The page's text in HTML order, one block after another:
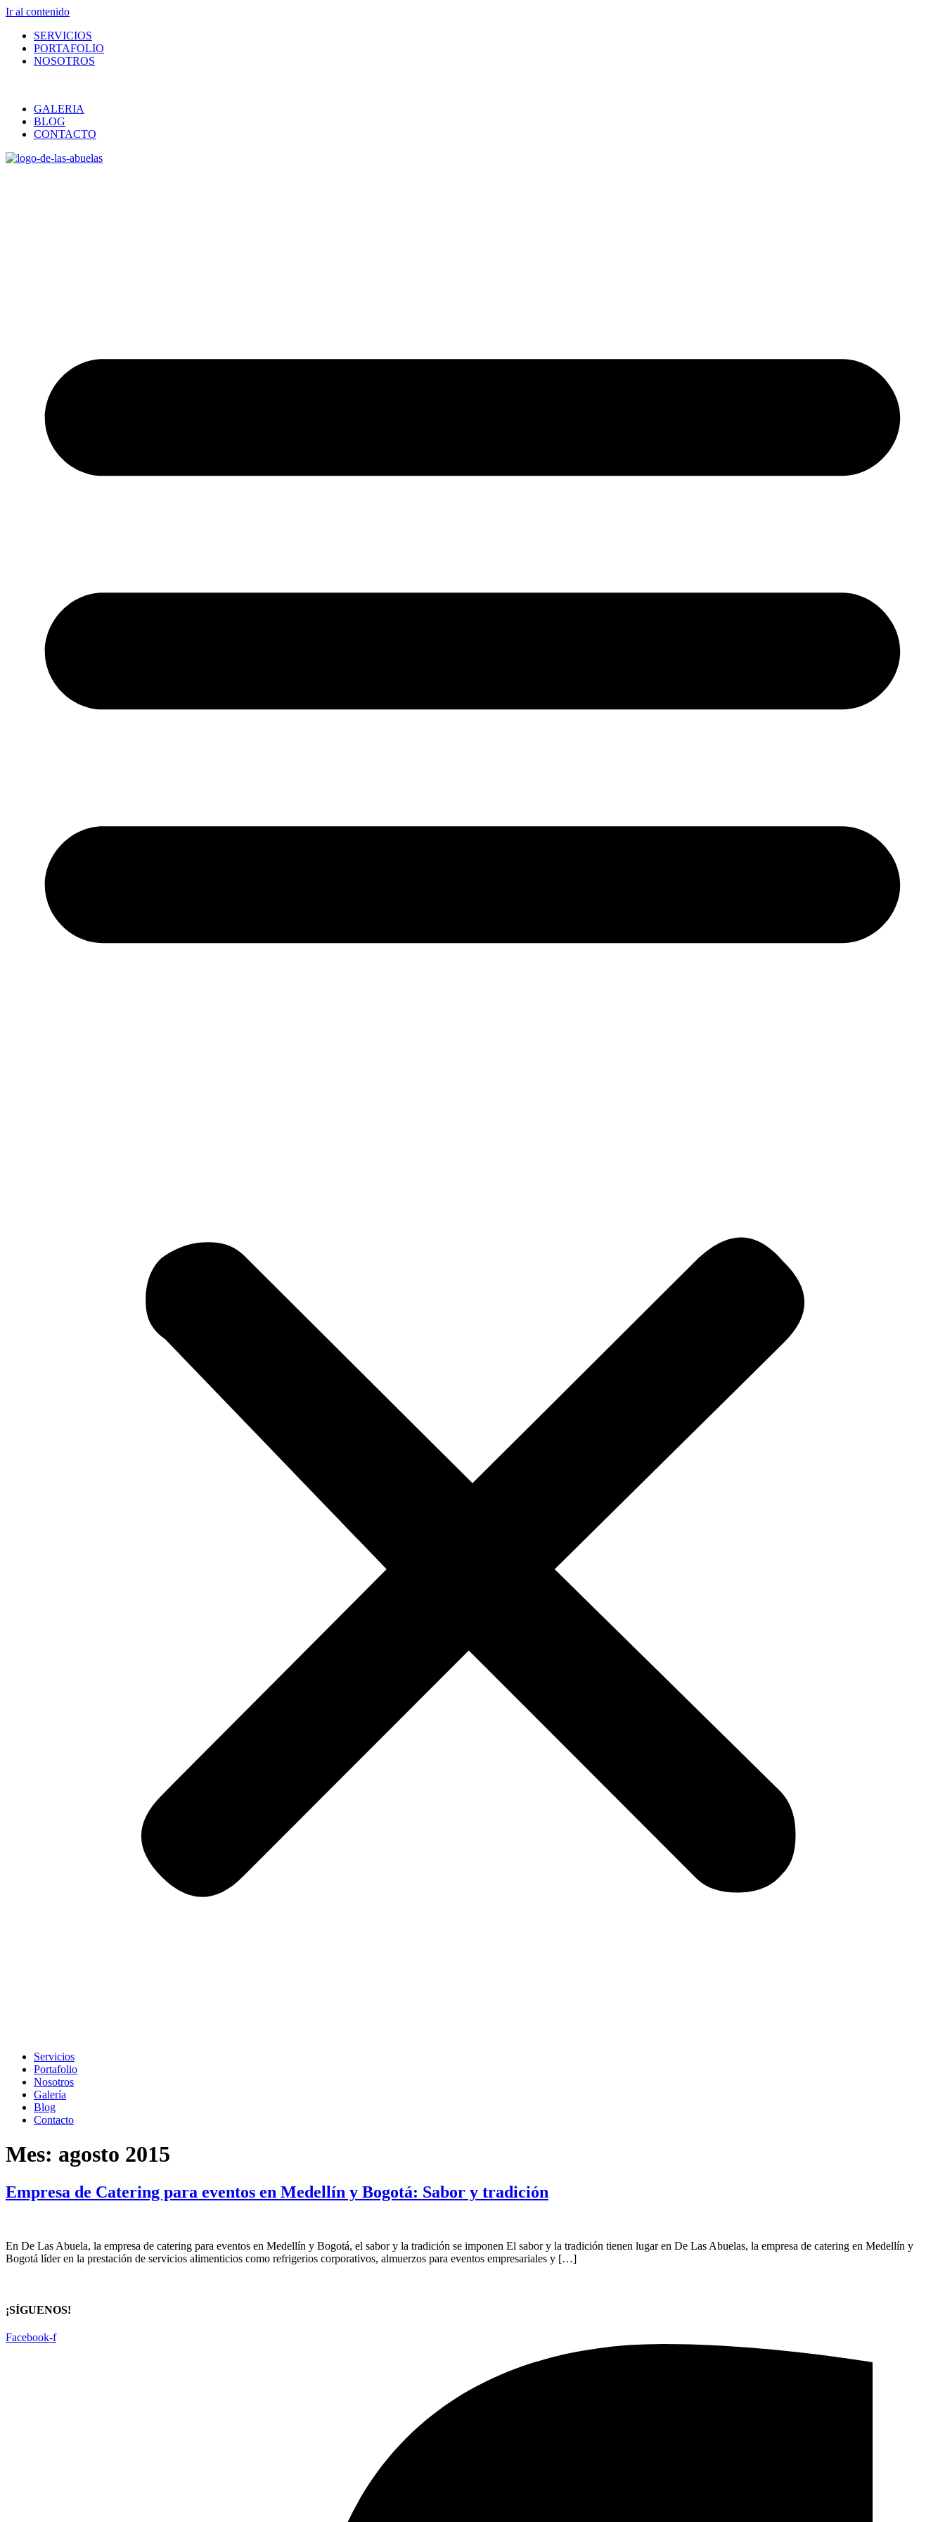
Ir al contenido
SERVICIOS
PORTAFOLIO
NOSOTROS
GALERIA
BLOG
CONTACTO
Servicios
Portafolio
Nosotros
Galería
Blog
Contacto
Mes: agosto 2015
Empresa de Catering para eventos en Medellín y Bogotá: Sabor y tradición
En De Las Abuela, la empresa de catering para eventos en Medellín y Bogotá, el sabor y la tradición se imponen El sabor y la tradición tienen lugar en De Las Abuelas, la empresa de catering en Medellín y
Bogotá líder en la prestación de servicios alimenticios como refrigerios corporativos, almuerzos para eventos empresariales y […]
¡SÍGUENOS!
Facebook-f